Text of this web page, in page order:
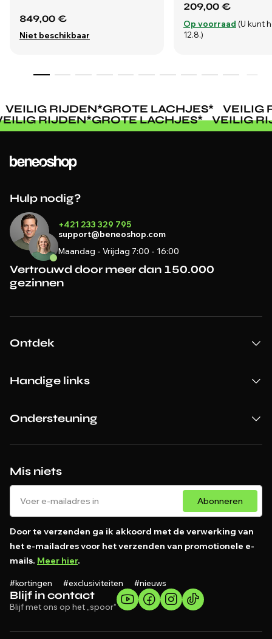
849,00 €
Niet beschikbaar
209,00 €
Op voorraad (U kunt
12.8.)
RIJDEN*GROTE LACHJES*
VEILIG
VEILIG RIJDEN*GROTE LACHJES* VEILIG
Blijf in contact
Blijf met ons op het „spoor“
Mis niets
Abonneren
Door te verzenden ga ik akkoord met de verwerking van
het e-mailadres voor het verzenden van promotionele e-
mails. Meer hier.
#kortingen #exclusiviteiten #nieuws
Hulp nodig?
+421 233 329 795
support@beneoshop.com
Maandag - Vrijdag 7:00 - 16:00
Vertrouwd door meer dan 150.000
gezinnen
Ontdek
Handige links
Ondersteuning